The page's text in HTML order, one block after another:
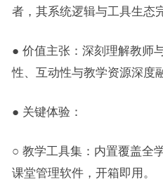
者，其系统逻辑与工具生态
● 价值主张：深刻理解教师
性、互动性与教学资源深度
● 关键体验：
○ 教学工具集：内置覆盖全
课堂管理软件，开箱即用。